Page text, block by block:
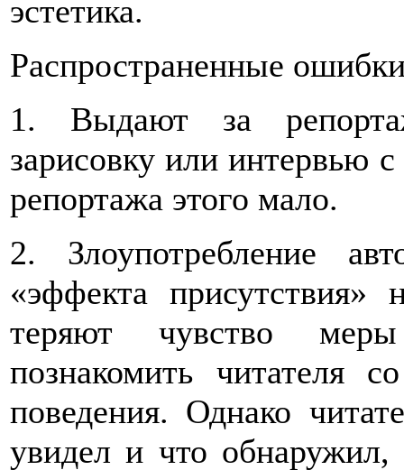
эстетика.
Распространенные
1. Выдают за
зарисовку или интервью
репортажа этого мало.
2. Злоупотребление
«эффекта присутствия»
теряют чувство
познакомить читателя
поведения. Однако
увидел и что